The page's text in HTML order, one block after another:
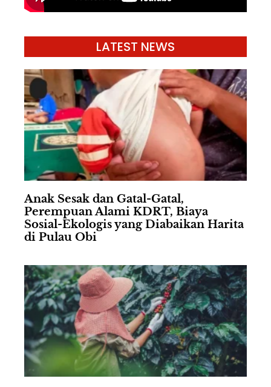
LATEST NEWS
Anak Sesak dan Gatal-Gatal,
Perempuan Alami KDRT, Biaya
Sosial-Ekologis yang Diabaikan Harita
di Pulau Obi